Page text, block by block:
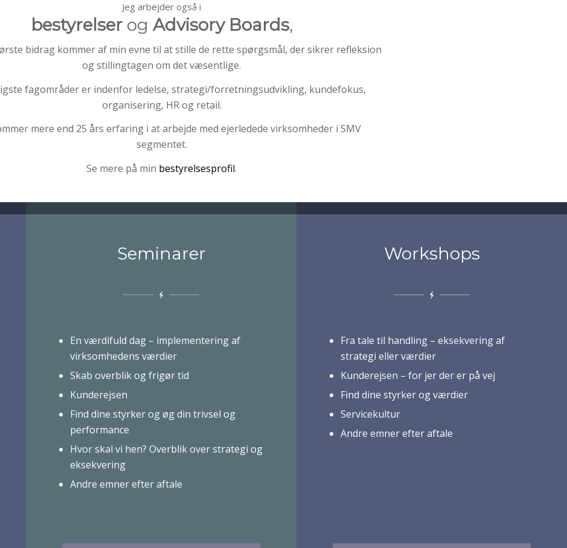
Jeg arbejder også i
bestyrelser og Advisory Boards,
bidrag kommer af min evne til at stille de rette spørgsmål, der sikrer refleksion
og stillingtagen om det væsentlige.
fagområder er indenfor ledelse, strategi/forretningsudvikling, kundefokus,
organisering, HR og retail.
mere end 25 års erfaring i at arbejde med ejerledede virksomheder i SMV
segmentet.
Se mere på min bestyrelsesprofil.
Seminarer
En værdifuld dag – implementering af
virksomhedens værdier
Skab overblik og frigør tid
Kunderejsen
Find dine styrker og øg din trivsel og
performance
Hvor skal vi hen? Overblik over strategi og
eksekvering
Andre emner efter aftale
Workshops
Fra tale til handling – eksekvering af
strategi eller værdier
Kunderejsen – for jer der er på vej
Find dine styrker og værdier
Servicekultur
Andre emner efter aftale